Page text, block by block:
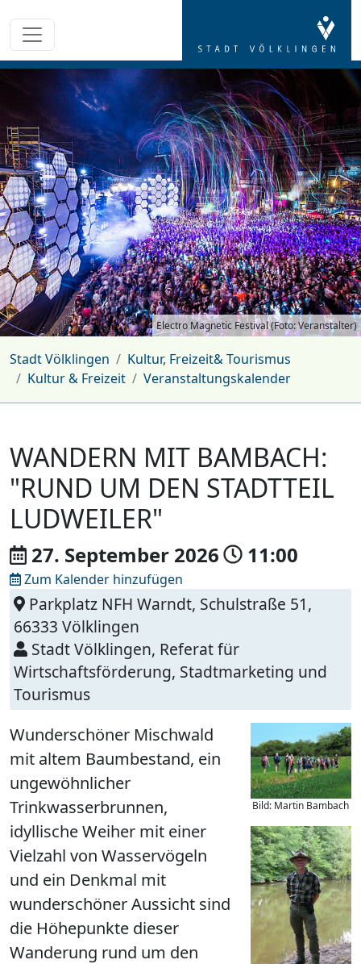
Electro Magnetic Festival (Foto: Veranstalter)
Stadt Völklingen
Kultur, Freizeit& Tourismus
Kultur & Freizeit
Veranstaltungskalender
WANDERN MIT BAMBACH:
"RUND UM DEN STADTTEIL
LUDWEILER"
27. September 2026 11:00
Zum Kalender hinzufügen
Parkplatz NFH Warndt, Schulstraße 51,
66333 Völklingen
Stadt Völklingen, Referat für
Wirtschaftsförderung, Stadtmarketing und
Tourismus
Wunderschöner Mischwald
mit altem Baumbestand, ein
ungewöhnlicher
Trinkwasserbrunnen,
idyllische Weiher mit einer
Vielzahl von Wasservögeln
und ein Denkmal mit
wunderschöner Aussicht sind
die Höhepunkte dieser
Wanderung rund um den
Bild: Martin Bambach